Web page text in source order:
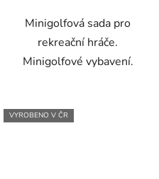
hvězdiček.
Minigolfová sada pro
rekreační hráče.
Minigolfové vybavení.
VYROBENO V ČR